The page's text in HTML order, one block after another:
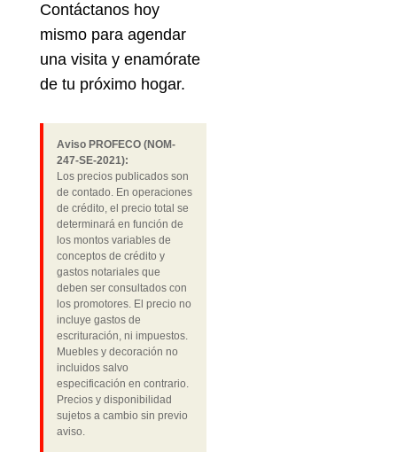
Contáctanos hoy
mismo para agendar
una visita y enamórate
de tu próximo hogar.
Aviso PROFECO (NOM-
247-SE-2021):
Los precios publicados son
de contado. En operaciones
de crédito, el precio total se
determinará en función de
los montos variables de
conceptos de crédito y
gastos notariales que
deben ser consultados con
los promotores. El precio no
incluye gastos de
escrituración, ni impuestos.
Muebles y decoración no
incluidos salvo
especificación en contrario.
Precios y disponibilidad
sujetos a cambio sin previo
aviso.